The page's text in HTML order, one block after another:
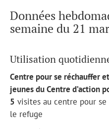
Données
semaine du 21
Utilisation
Centre pour se réchauffer
jeunes du Centre d’action
5 visites au centre pour se
le refuge